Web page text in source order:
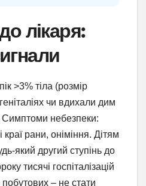
лікаря:
>3% тіла (розмір
чи вдихали дим
Симптоми небезпеки:
краї рани, оніміння. Дітям
який другий ступінь до
тисячі госпіталізацій
побутових – не стати